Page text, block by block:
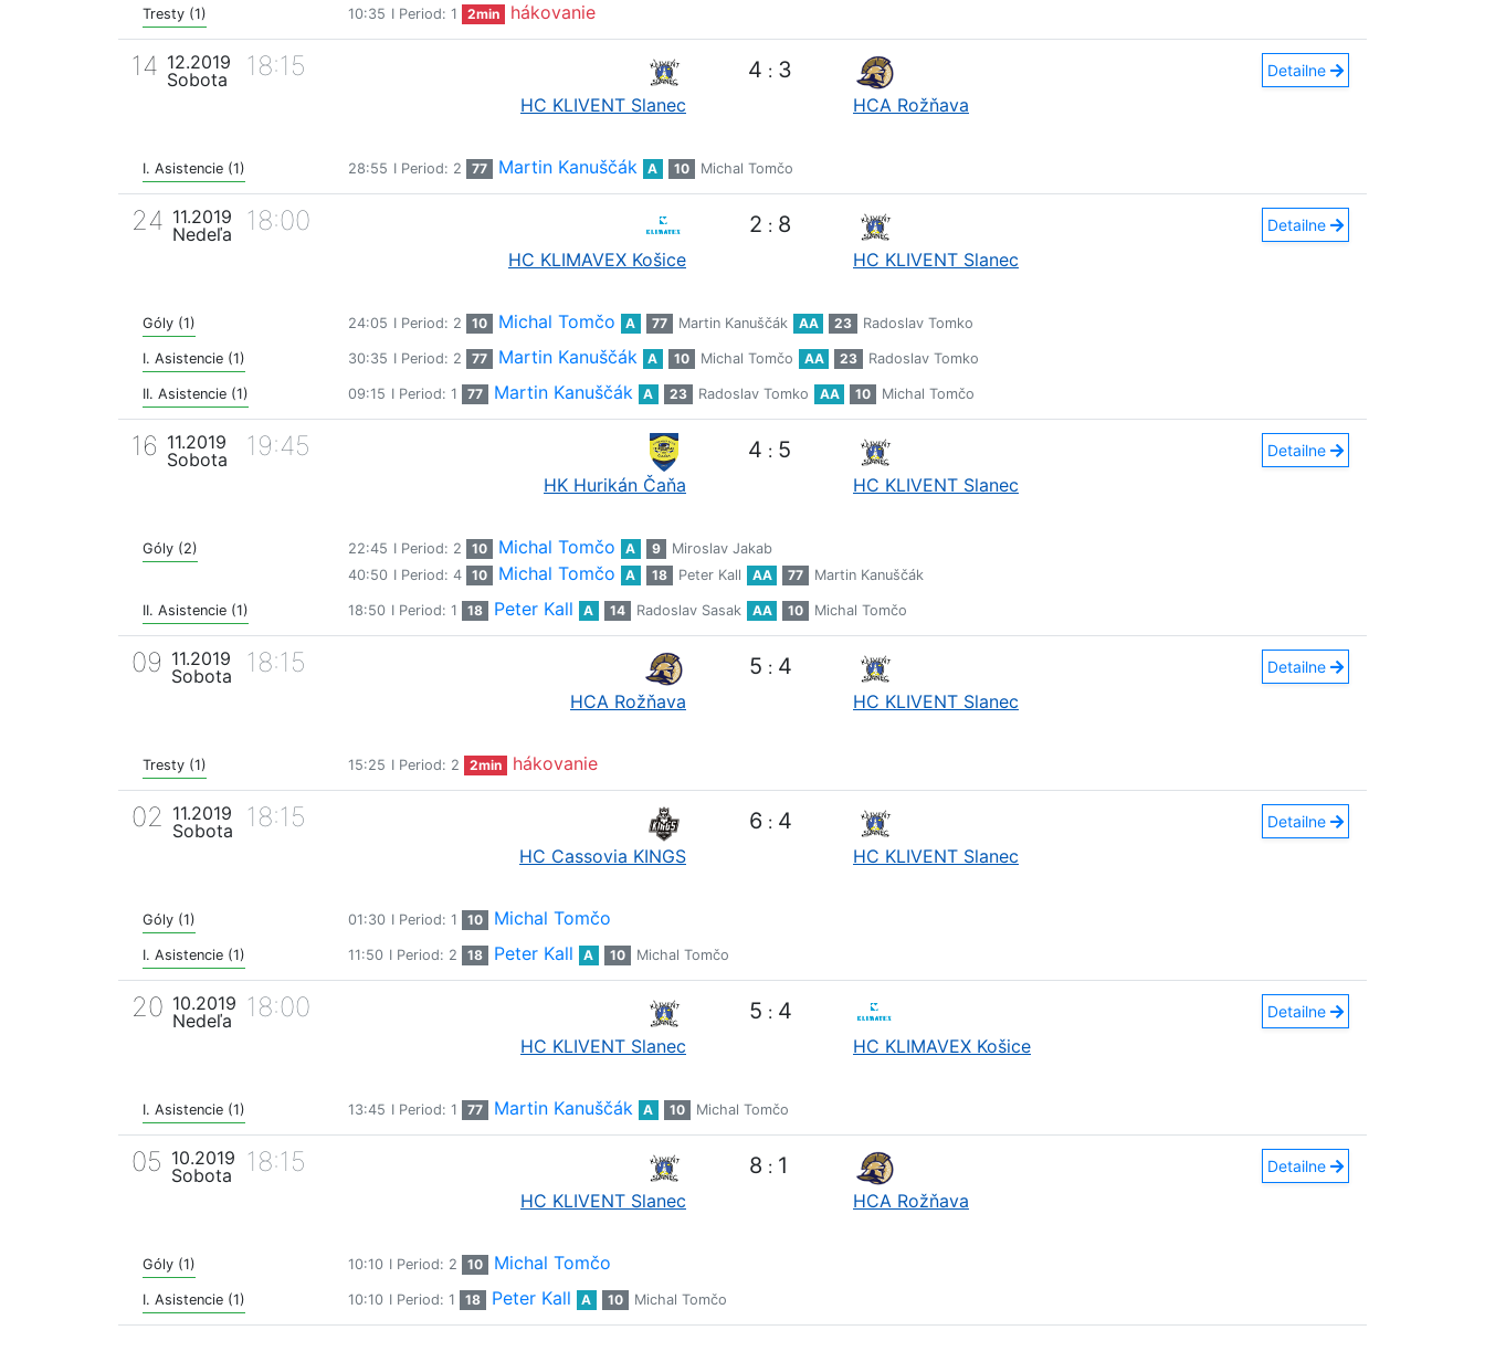
Tresty (1) 10:35 I Period: 1 2min hákovanie
14 12.2019
Sobota
18:15
HC KLIVENT Slanec
4 : 3
HCA Rožňava
Detailne
I. Asistencie (1) 28:55 I Period: 2 77 Martin Kanuščák A 10 Michal Tomčo
24 11.2019
Nedeľa
18:00
HC KLIMAVEX Košice
2 : 8
HC KLIVENT Slanec
Detailne
Góly (1) 24:05 I Period: 2 10 Michal Tomčo A 77 Martin Kanuščák AA 23 Radoslav Tomko
I. Asistencie (1) 30:35 I Period: 2 77 Martin Kanuščák A 10 Michal Tomčo AA 23 Radoslav Tomko
II. Asistencie (1) 09:15 I Period: 1 77 Martin Kanuščák A 23 Radoslav Tomko AA 10 Michal Tomčo
16 11.2019
Sobota
19:45
HK Hurikán Čaňa
4 : 5
HC KLIVENT Slanec
Detailne
Góly (2) 22:45 I Period: 2 10 Michal Tomčo A 9
Miroslav Jakab
40:50 I Period: 4 10 Michal Tomčo A 18 Peter Kall AA 77 Martin Kanuščák
II. Asistencie (1) 18:50 I Period: 1 18 Peter Kall A 14 Radoslav Sasak AA 10 Michal Tomčo
09 11.2019
Sobota
18:15
HCA Rožňava
5 : 4
HC KLIVENT Slanec
Detailne
Tresty (1) 15:25 I Period: 2 2min hákovanie
02 11.2019
Sobota
18:15
HC Cassovia KINGS
6 : 4
HC KLIVENT Slanec
Detailne
Góly (1) 01:30 I Period: 1 10 Michal Tomčo
I. Asistencie (1) 11:50 I Period: 2 18 Peter Kall A 10 Michal Tomčo
20 10.2019
Nedeľa
18:00
HC KLIVENT Slanec
5 : 4
HC KLIMAVEX Košice
Detailne
I. Asistencie (1) 13:45 I Period: 1 77 Martin Kanuščák A 10 Michal Tomčo
05 10.2019
Sobota
18:15
HC KLIVENT Slanec
8 : 1
HCA Rožňava
Detailne
Góly (1) 10:10 I Period: 2 10 Michal Tomčo
I. Asistencie (1) 10:10 I Period: 1 18 Peter Kall A 10 Michal Tomčo